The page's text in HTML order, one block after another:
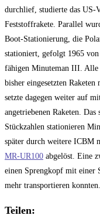
durchlief, studierte das US-
Feststoffrakete. Parallel
Boot-Stationierung, die
stationiert, gefolgt 1965
fähigen Minuteman III. Alle
bisher eingesetzten
setzte dagegen weiter auf
angetriebenen Raketen.
Stückzahlen stationieren
später durch weitere ICBM
MR-UR100 abgelöst. Eine
einen Sprengkopf mit
mehr transportieren
Teilen: